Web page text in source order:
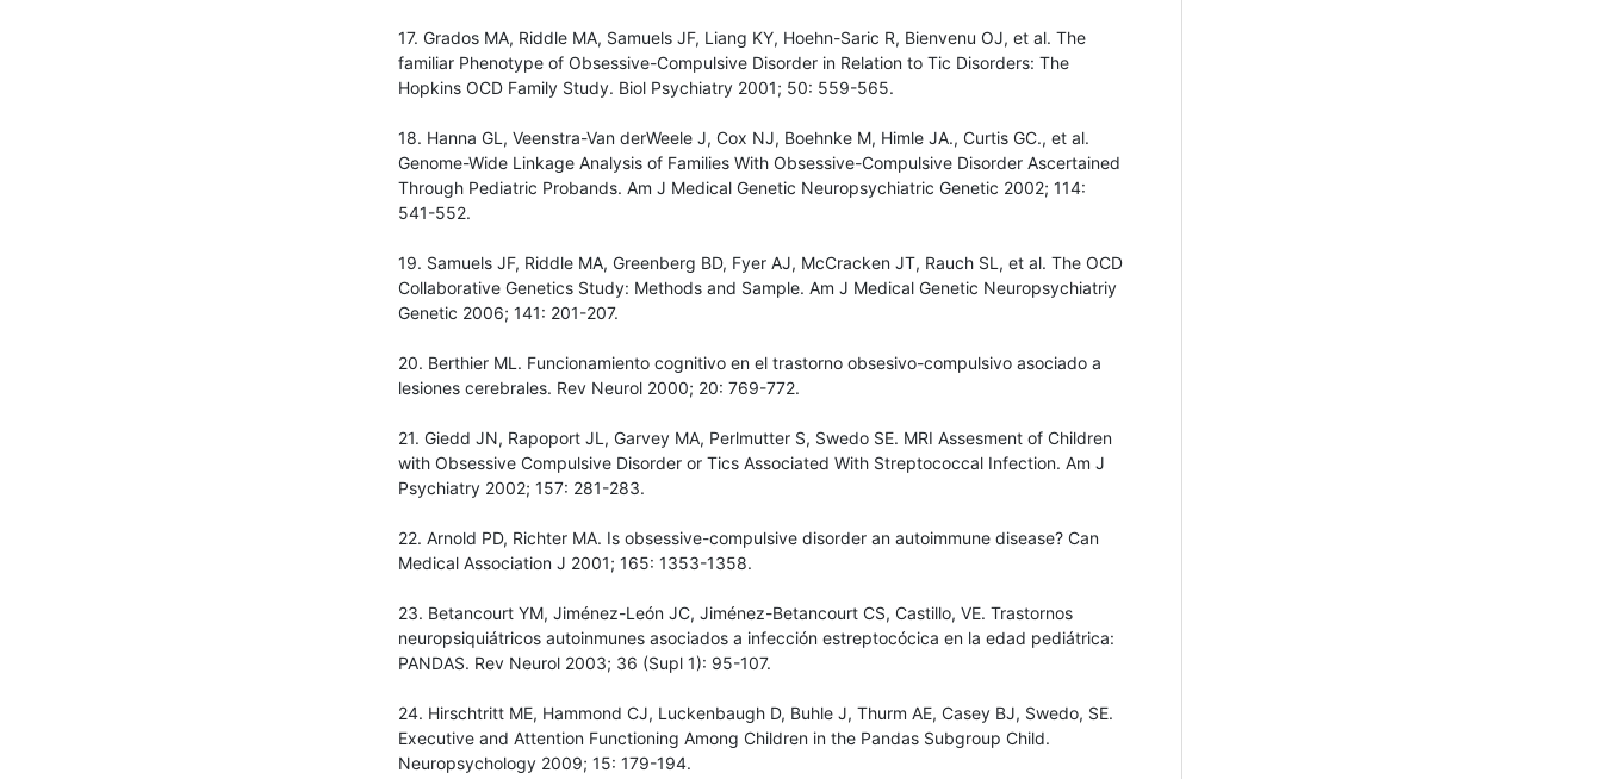
17. Grados MA, Riddle MA, Samuels JF, Liang KY, Hoehn-Saric R, Bienvenu OJ, et al. The
familiar Phenotype of Obsessive-Compulsive Disorder in Relation to Tic Disorders: The
Hopkins OCD Family Study. Biol Psychiatry 2001; 50: 559-565.
18. Hanna GL, Veenstra-Van derWeele J, Cox NJ, Boehnke M, Himle JA., Curtis GC., et al.
Genome-Wide Linkage Analysis of Families With Obsessive-Compulsive Disorder Ascertained
Through Pediatric Probands. Am J Medical Genetic Neuropsychiatric Genetic 2002; 114:
541-552.
19. Samuels JF, Riddle MA, Greenberg BD, Fyer AJ, McCracken JT, Rauch SL, et al. The OCD
Collaborative Genetics Study: Methods and Sample. Am J Medical Genetic Neuropsychiatriy
Genetic 2006; 141: 201-207.
20. Berthier ML. Funcionamiento cognitivo en el trastorno obsesivo-compulsivo asociado a
lesiones cerebrales. Rev Neurol 2000; 20: 769-772.
21. Giedd JN, Rapoport JL, Garvey MA, Perlmutter S, Swedo SE. MRI Assesment of Children
with Obsessive Compulsive Disorder or Tics Associated With Streptococcal Infection. Am J
Psychiatry 2002; 157: 281-283.
22. Arnold PD, Richter MA. Is obsessive-compulsive disorder an autoimmune disease? Can
Medical Association J 2001; 165: 1353-1358.
23. Betancourt YM, Jiménez-León JC, Jiménez-Betancourt CS, Castillo, VE. Trastornos
neuropsiquiátricos autoinmunes asociados a infección estreptocócica en la edad pediátrica:
PANDAS. Rev Neurol 2003; 36 (Supl 1): 95-107.
24. Hirschtritt ME, Hammond CJ, Luckenbaugh D, Buhle J, Thurm AE, Casey BJ, Swedo, SE.
Executive and Attention Functioning Among Children in the Pandas Subgroup Child.
Neuropsychology 2009; 15: 179-194.